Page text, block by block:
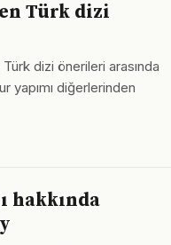
Türk dizi
dizi önerileri arasında
yapımı diğerlerinden
hakkında